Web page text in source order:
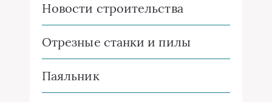
Новости строительства
Отрезные станки и пилы
Паяльник